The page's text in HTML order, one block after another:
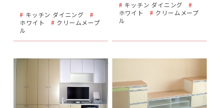
味にかなり似た感じで家具
を作れた点です。
キッチン ダイニング
ホワイト
クリームメープ
ル
キッチン ダイニング
ホワイト
クリームメープ
ル